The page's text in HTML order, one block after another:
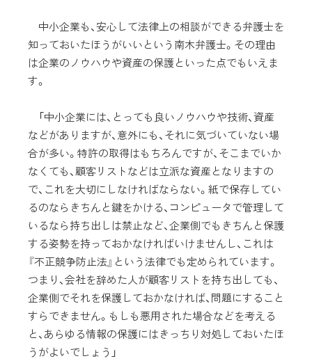
中小企業も、安心して法律上の相談ができる弁護士を
知っておいたほうがいいという南木弁護士。その理由
は企業のノウハウや資産の保護といった点でもいえま
す。
「中小企業には、とっても良いノウハウや技術、資産
などがありますが、意外にも、それに気づいていない場
合が多い。特許の取得はもちろんですが、そこまでいか
なくても、顧客リストなどは立派な資産となりますの
で、これを大切にしなければならない。紙で保存してい
るのならきちんと鍵をかける、コンピュータで管理して
いるなら持ち出しは禁止など、企業側でもきちんと保護
する姿勢を持っておかなければいけませんし、これは
『不正競争防止法』という法律でも定められています。
つまり、会社を辞めた人が顧客リストを持ち出しても、
企業側でそれを保護しておかなければ、問題にすること
すらできません。もしも悪用された場合などを考える
と、あらゆる情報の保護にはきっちり対処しておいたほ
うがよいでしょう」